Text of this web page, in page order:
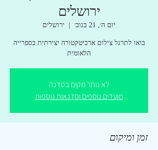
ירושלים
יום ה׳, 21 בנוב׳ ירושלים
בואו לתרגל צילום ארכיטקטורה יצירתית בספרייה
הלאומית
לא נותר מקום בסדנה
מועדים נוספים וסדנאות נוספות
זמן ומיקום